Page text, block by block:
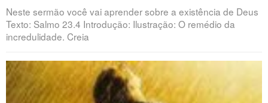
Neste sermão você vai aprender sobre a existência de Deus
Texto: Salmo 23.4 Introdução: Ilustração: O remédio da
incredulidade. Creia